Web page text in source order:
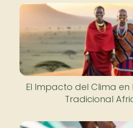
El Impacto del Clima
Tradicional